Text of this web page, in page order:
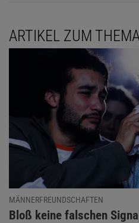
ARTIKEL ZUM
MÄNNERFREUNDSCHAFTEN
:
Bloß keine falschen